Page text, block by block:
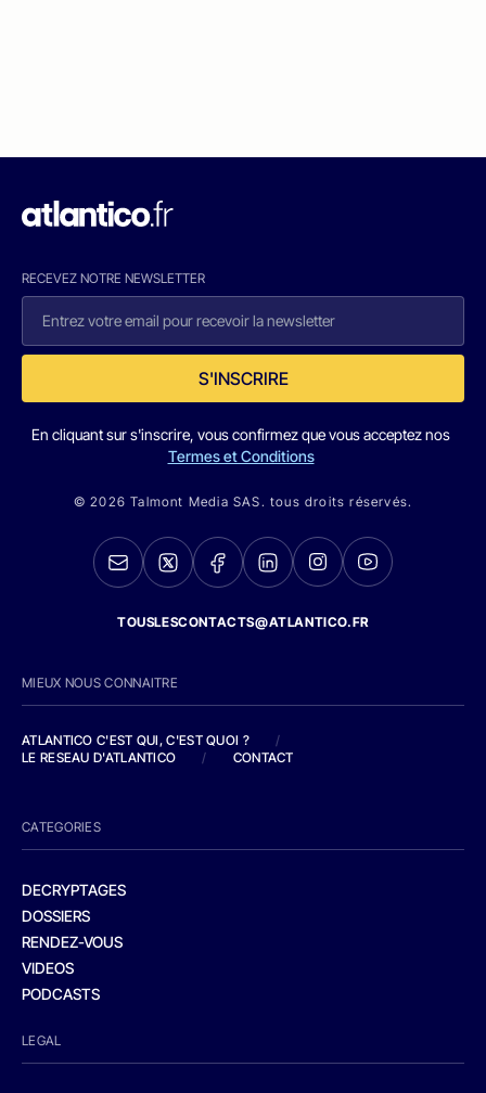
RECEVEZ NOTRE NEWSLETTER
S'INSCRIRE
En cliquant sur s'inscrire, vous confirmez que vous acceptez nos
Termes et Conditions
© 2026 Talmont Media SAS. tous droits réservés.
TOUSLESCONTACTS@ATLANTICO.FR
MIEUX NOUS CONNAITRE
ATLANTICO C'EST QUI, C'EST QUOI ?
/
LE RESEAU D'ATLANTICO
/ CONTACT
CATEGORIES
DECRYPTAGES
DOSSIERS
RENDEZ-VOUS
VIDEOS
PODCASTS
LEGAL